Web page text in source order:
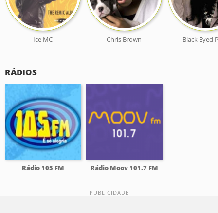
Ice MC Chris Brown Black Eyed
RÁDIOS
Rádio 105 FM Rádio Moov 101.7 FM